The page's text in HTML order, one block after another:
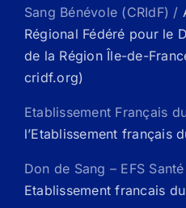
Sang Bénévole (CRIdF) /
Régional Fédéré pour le
de la Région Île-de-
cridf.org)
Etablissement Français
l’Etablissement français
Don de Sang – EFS
Etablissement francais